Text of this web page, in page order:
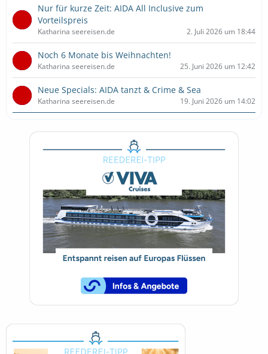
Nur für kurze Zeit: AIDA All Inclusive zum
Vorteilspreis
Katharina seereisen.de 2. Juli 2026 um 18:44
Noch 6 Monate bis Weihnachten!
Katharina seereisen.de 25. Juni 2026 um 12:42
Neue Specials: AIDA tanzt & Crime & Sea
Katharina seereisen.de 19. Juni 2026 um 14:02